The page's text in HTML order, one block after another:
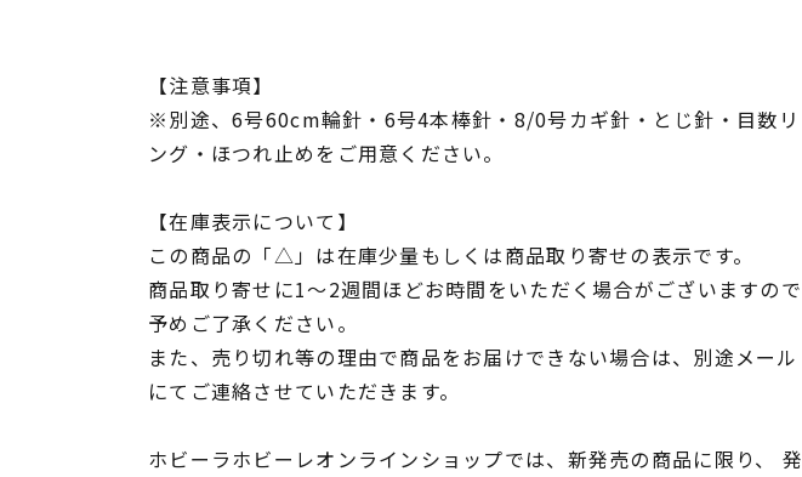
【注意事項】
※別途、6号60cm輪針・6号4本棒針・8/0号カギ針・とじ針・目数リ
ング・ほつれ止めをご用意ください。
【在庫表示について】
この商品の「△」は在庫少量もしくは商品取り寄せの表示です。
商品取り寄せに1～2週間ほどお時間をいただく場合がございますので
予めご了承ください。
また、売り切れ等の理由で商品をお届けできない場合は、別途メール
にてご連絡させていただきます。
ホビーラホビーレオンラインショップでは、新発売の商品に限り、 発